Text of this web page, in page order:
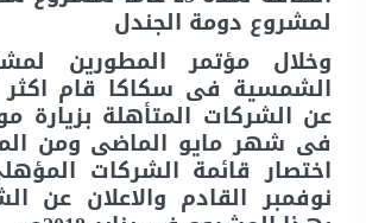
لمشروع دومة الجندل
وخلال مؤتمر المطورين
عن الشركات المتأهلة بزيارة
فى شهر مايو الماضى ومن
اختصار قائمة الشركات
نوفمبر القادم والاعلان عن